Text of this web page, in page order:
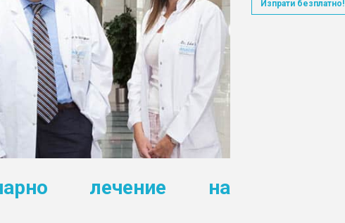
лечение на
Изпрати безплатно!